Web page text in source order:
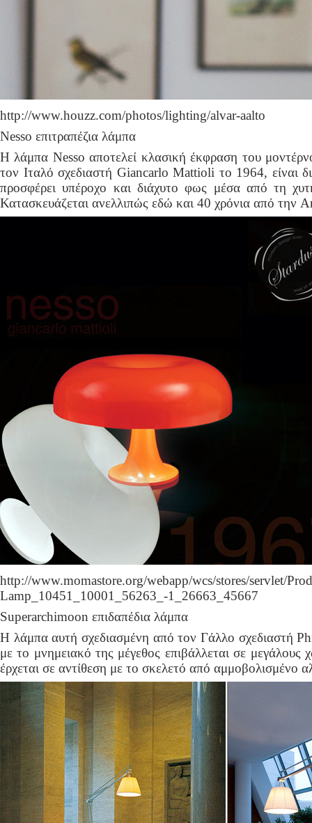
http://www.houzz.com/photos/lighting/alvar-aalto
Nesso επιτραπέζια λάμπα
Η λάμπα Nesso αποτελεί κλασική έκφραση του
τον Ιταλό σχεδιαστή Giancarlo Mattioli το 1964, είναι
προσφέρει υπέροχο και διάχυτο φως μέσα από τη
Κατασκευάζεται ανελλιπώς εδώ και 40 χρόνια από την
http://www.momastore.org/webapp/wcs/stores/servlet/
Lamp_10451_10001_56263_-1_26663_45667
Superarchimoon επιδαπέδια λάμπα
Η λάμπα αυτή σχεδιασμένη από τον Γάλλο σχεδιαστή
με το μνημειακό της μέγεθος επιβάλλεται σε
έρχεται σε αντίθεση με το σκελετό από αμμοβολισμένο